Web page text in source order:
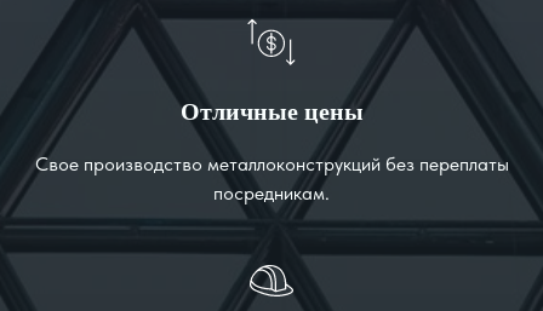
Отличные цены
Свое производство металлоконструкций без переплаты
посредникам.